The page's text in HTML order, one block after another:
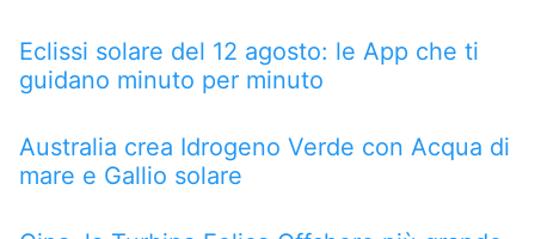
Eclissi solare del 12 agosto: le App che ti
guidano minuto per minuto
Australia crea Idrogeno Verde con Acqua di
mare e Gallio solare